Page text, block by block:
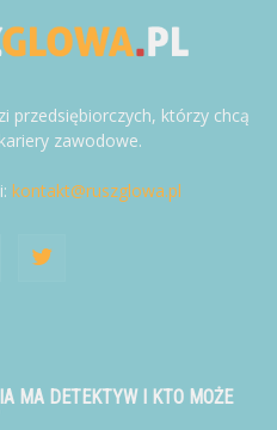
przedsiębiorczych, którzy chcą
zawodowe.
kontakt@ruszglowa.pl
MA DETEKTYW I KTO MOŻE